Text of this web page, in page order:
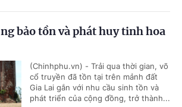
bảo tồn và phát huy tinh hoa
(Chinhphu.vn) - Trải qua thời gian, võ
cổ truyền đã tồn tại trên mảnh đất
Gia Lai gắn với nhu cầu sinh tồn và
phát triển của cộng đồng, trở thành...